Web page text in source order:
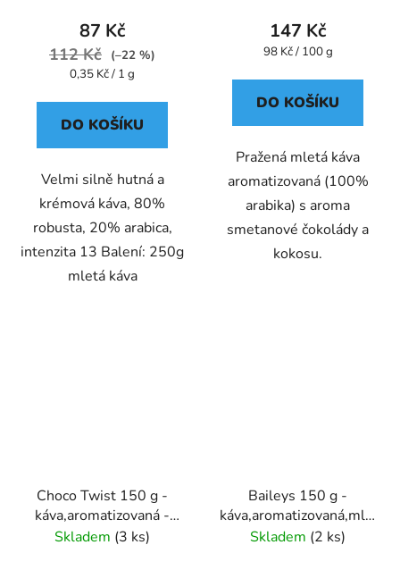
87 Kč
112 Kč
(–22 %)
Měrná
0,35 Kč / 1 g
DO KOŠÍKU
Velmi silně hutná a
krémová káva, 80%
robusta, 20% arabica,
intenzita 13 Balení: 250g
mletá káva
147 Kč
Měrná
98 Kč / 100 g
DO KOŠÍKU
Pražená mletá káva
aromatizovaná (100%
arabika) s aroma
smetanové čokolády a
kokosu.
Choco Twist 150 g -
káva,aromatizovaná -
Oxalis
Skladem (3 ks)
Baileys 150 g -
káva,aromatizovaná,mletá
- Oxalis
Skladem (2 ks)